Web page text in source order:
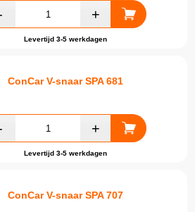
Levertijd 3-5 werkdagen
ConCar V-snaar SPA 681
Levertijd 3-5 werkdagen
ConCar V-snaar SPA 707